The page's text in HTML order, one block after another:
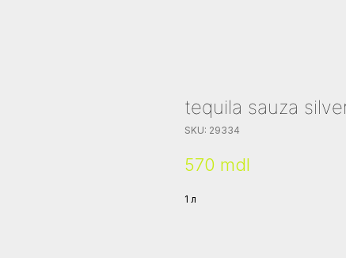
tequila sauza
SKU: 29334
570 mdl
1 л